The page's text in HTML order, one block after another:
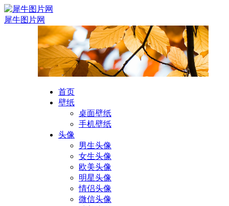
犀牛图片网
首页
壁纸
桌面壁纸
手机壁纸
头像
男生头像
女生头像
欧美头像
明星头像
情侣头像
微信头像